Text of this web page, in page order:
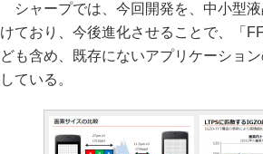
シャープでは、今回開発を、中小型
けており、今後進化させることで、「
ども含め、既存にないアプリケーショ
している。